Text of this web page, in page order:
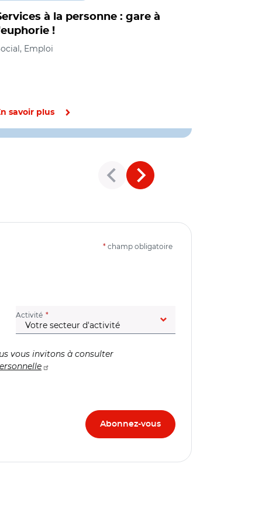
à la personne : gare à
!
Emploi
savoir plus
* champ obligatoire
Activité (champ obligatoire)
vous invitons à consulter